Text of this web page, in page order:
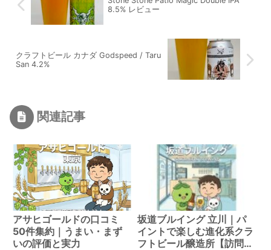
8.5% レビュー
クラフトビール カナダ Godspeed / Taru
San 4.2%
関連記事
アサヒゴールドの口コミ
50件集約｜うまい・まず
いの評価と実力
坂道ブルイング 立川｜パ
イントで楽しむ進化系クラ
フトビール醸造所【訪問